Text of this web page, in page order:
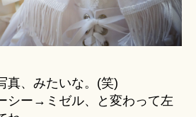
真、みたいな。(笑)
シー→ミゼル、と変わって左